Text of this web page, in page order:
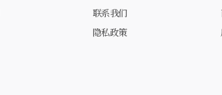
联系我们
隐私政策